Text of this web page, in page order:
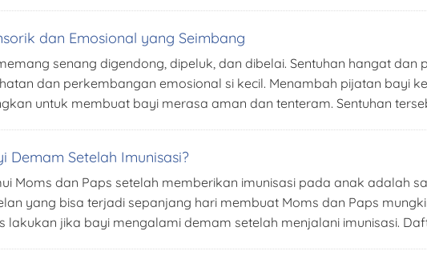
dan Emosional yang Seimbang
senang digendong, dipeluk, dan dibelai. Sentuhan hangat
dan perkembangan emosional si kecil. Menambah pijatan bayi
untuk membuat bayi merasa aman dan tenteram. Sentuhan
Setelah Imunisasi?
Moms dan Paps setelah memberikan imunisasi pada anak adalah
yang bisa terjadi sepanjang hari membuat Moms dan Paps
lakukan jika bayi mengalami demam setelah menjalani imunisasi.